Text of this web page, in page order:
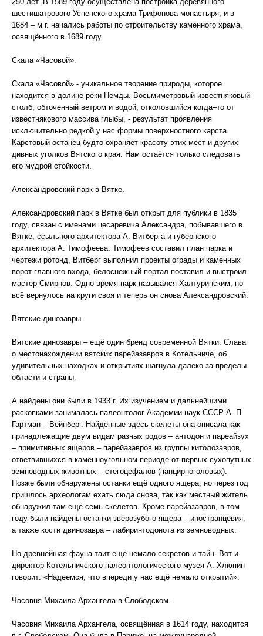
шестишатрового Успенского храма Трифонова монастыря, и в
1684 – м г. начались работы по строительству каменного храма,
освящённого в 1689 году
Скала «Часовой».
Скала «Часовой» - уникальное творение природы, которое
находится в долине реки Немды. Восьмиметровый известняковый
столб, обточенный ветром и водой, отколовшийся когда–то от
известнякового массива глыбы, - результат проявления
исключительно редкой у нас формы поверхностного карста.
Карстовый останец будто охраняет красоту этих мест и других
дивных уголков Вятского края. Нам остаётся только следовать
его мудрой стойкости.
Александровский парк в Вятке.
Александровский парк в Вятке был открыт для публики в 1835
году, связан с именами цесаревича Александра, побывавшего в
Вятке, ссыльного архитектора А. Витберга и губернского
архитектора А. Тимофеева. Тимофеев составил план парка и
чертежи ротонд, Витберг выполнил проекты ограды и каменных
ворот главного входа, белоснежный портал поставил и выстроил
мастер Смирнов. Одно время парк назывался Халтуринским, но
всё вернулось на круги своя и теперь он снова Александровский.
Вятские динозавры.
Вятские динозавры – ещё один бренд современной Вятки. Слава
о местонахождении вятских парейазавров в Котельниче, об
удивительных находках и открытиях шагнула далеко за пределы
области и страны.
А найдены они были в 1933 г. Их изучением и дальнейшими
раскопками занималась палеонтолог Академии наук СССР А. П.
Гартман – Вейнберг. Найденные здесь скелеты она описала как
принадлежащие двум видам разных родов – антодон и пареайзух
– примитивных ящеров – парейазавров из группы китолозавров,
ответвившихся в каменноугольном периоде от первых сухопутных
земноводных животных – стегоцефалов (панцирноголовых).
Позже были обнаружены останки ещё одного ящера, но через год
пришлось археологам ехать сюда снова, так как местный житель
обнаружил там ещё семь скелетов. Кроме парейазавров, в том
году были найдены останки зверозубого ящера – иностранцевия,
а также кости двинозавра – лабиринтодонота из земноводных.
Но древнейшая фауна таит ещё немало секретов и тайн. Вот и
директор Котельничского палеонтологического музея А. Хлюпин
говорит: «Надеемся, что впереди у нас ещё немало открытий».
Часовня Михаила Архангела в Слободском.
Часовня Михаила Архангела, освящённая в 1614 году, находится